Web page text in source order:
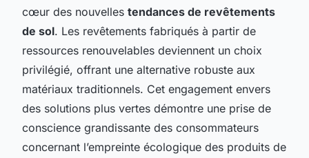
cœur des nouvelles tendances de revêtements
de sol. Les revêtements fabriqués à partir de
ressources renouvelables deviennent un choix
privilégié, offrant une alternative robuste aux
matériaux traditionnels. Cet engagement envers
des solutions plus vertes démontre une prise de
conscience grandissante des consommateurs
concernant l’empreinte écologique des produits de